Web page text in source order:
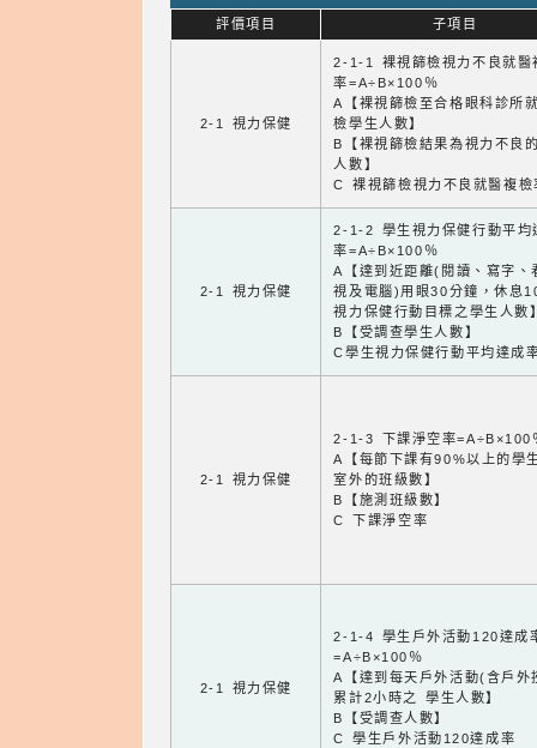
評價項目 子項目
2-1 視力保健
2-1-1 裸視篩檢視力不良就醫
率=A÷B×100％
A【裸視篩檢至合格眼科診所
檢學生人數】
B【裸視篩檢結果為視力不良
人數】
C 裸視篩檢視力不良就醫複檢
2-1 視力保健
2-1-2 學生視力保健行動平均
率=A÷B×100％
A【達到近距離(閱讀、寫字、
視及電腦)用眼30分鐘，休息
視力保健行動目標之學生人數
B【受調查學生人數】
C學生視力保健行動平均達成
2-1 視力保健
2-1-3 下課淨空率=A÷B×100
A【每節下課有90%以上的學
室外的班級數】
B【施測班級數】
C 下課淨空率
2-1 視力保健
2-1-4 學生戶外活動120達成
=A÷B×100％
A【達到每天戶外活動(含戶外
累計2小時之 學生人數】
B【受調查人數】
C 學生戶外活動120達成率